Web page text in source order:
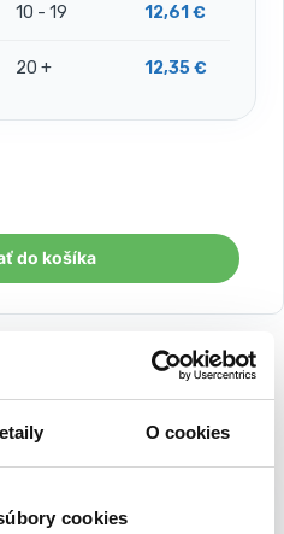
O cookies
cookies
10 - 19 12,61 €
20 + 12,35€
do košíka
Balenie